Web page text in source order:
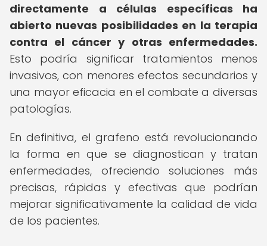
directamente a células específicas ha
abierto nuevas posibilidades en la terapia
contra el cáncer y otras enfermedades.
Esto podría significar tratamientos menos
invasivos, con menores efectos secundarios y
una mayor eficacia en el combate a diversas
patologías.
En definitiva, el grafeno está revolucionando
la forma en que se diagnostican y tratan
enfermedades, ofreciendo soluciones más
precisas, rápidas y efectivas que podrían
mejorar significativamente la calidad de vida
de los pacientes.